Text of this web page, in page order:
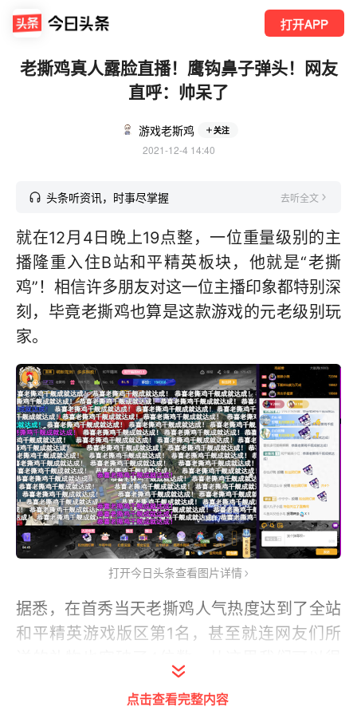
打开APP
老撕鸡真人露脸直播！鹰钩鼻子弹头！网友
直呼：帅呆了
游戏老斯鸡 关注
2021-12-4 14:40
头条听资讯，时事尽掌握 去听全文
就在12月4日晚上19点整，一位重量级别的主
播隆重入住B站和平精英板块，他就是“老撕
鸡”！相信许多朋友对这一位主播印象都特别深
刻，毕竟老撕鸡也算是这款游戏的元老级别玩
家。
打开今日头条查看图片详情
据悉，在首秀当天老撕鸡人气热度达到了全站
和平精英游戏版区第1名，甚至就连网友们所
明显的感觉到，粉丝们对于老撕鸡的喜爱之
点击查看完整内容